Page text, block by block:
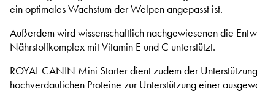
ein optimales Wachstum der Welpen angepasst ist.
Außerdem wird wissenschaftlich nachgewiesenen die
Nährstoffkomplex mit Vitamin E und C unterstützt.
ROYAL CANIN Mini Starter dient zudem der
hochverdaulichen Proteine zur Unterstützung einer